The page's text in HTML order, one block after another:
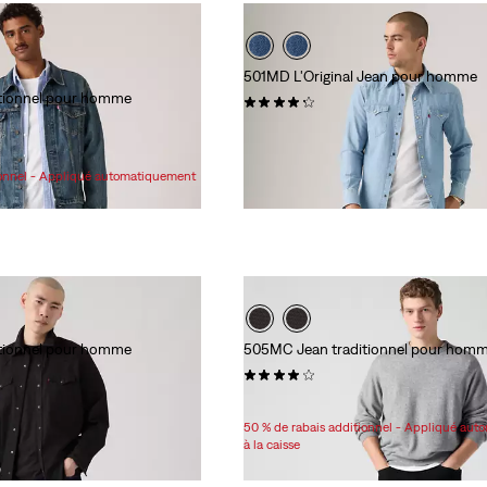
pour homme
- Appliqué automatiquement
501MD L'Original Jean pour homme
pour homme
505MC Jean traditionnel pour
50 % de rabais additionnel - Appliqué
à la caisse